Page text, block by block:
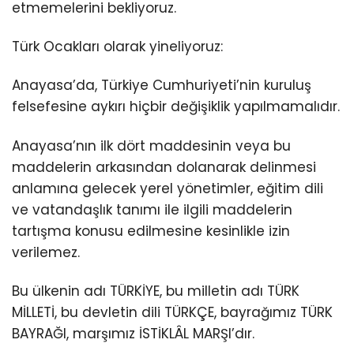
etmemelerini bekliyoruz.
Türk Ocakları olarak yineliyoruz:
Anayasa’da, Türkiye Cumhuriyeti’nin kuruluş
felsefesine aykırı hiçbir değişiklik yapılmamalıdır.
Anayasa’nın ilk dört maddesinin veya bu
maddelerin arkasından dolanarak delinmesi
anlamına gelecek yerel yönetimler, eğitim dili
ve vatandaşlık tanımı ile ilgili maddelerin
tartışma konusu edilmesine kesinlikle izin
verilemez.
Bu ülkenin adı TÜRKİYE, bu milletin adı TÜRK
MİLLETİ, bu devletin dili TÜRKÇE, bayrağımız TÜRK
BAYRAĞI, marşımız İSTİKLÂL MARŞI’dır.